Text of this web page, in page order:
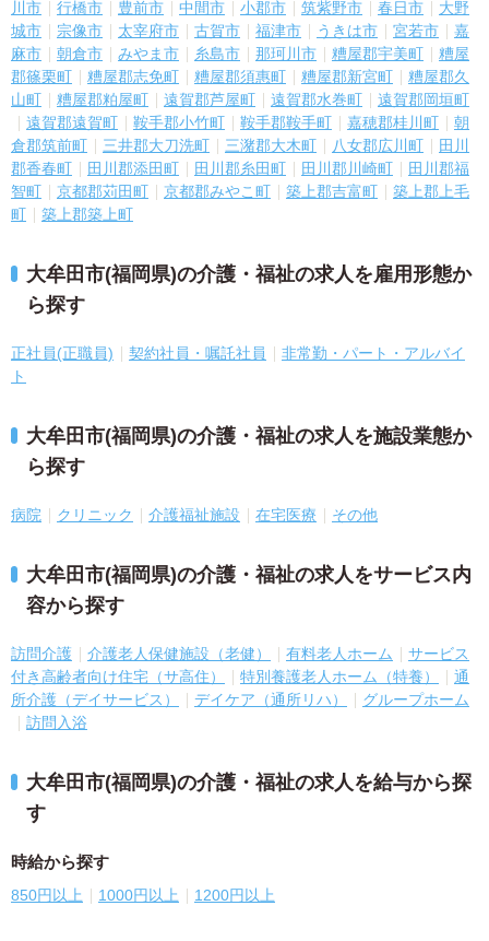
川市 行橋市 豊前市 中間市 小郡市 筑紫野市 春日市
大野
城市
宗像市 太宰府市 古賀市 福津市 うきは市 宮若市
嘉
麻市
朝倉市 みやま市 糸島市 那珂川市 糟屋郡宇美町
糟屋
郡篠栗町
糟屋郡志免町 糟屋郡須惠町 糟屋郡新宮町
糟屋郡久
山町
糟屋郡粕屋町 遠賀郡芦屋町 遠賀郡水巻町
遠賀郡岡垣町
遠賀郡遠賀町
鞍手郡小竹町 鞍手郡鞍手町 嘉穂郡桂川町
朝
倉郡筑前町
三井郡大刀洗町 三潴郡大木町 八女郡広川町
田川
郡香春町
田川郡添田町 田川郡糸田町 田川郡川崎町
田川郡福
智町
京都郡苅田町 京都郡みやこ町 築上郡吉富町
築上郡上毛
町
築上郡築上町
大牟田市(福岡県)の介護・福祉の求人を雇用形態か
ら探す
正社員(正職員) 契約社員・嘱託社員
非常勤・パート・アルバイ
ト
大牟田市(福岡県)の介護・福祉の求人を施設業態か
ら探す
病院 クリニック 介護福祉施設 在宅医療 その他
大牟田市(福岡県)の介護・福祉の求人をサービス内
容から探す
訪問介護 介護老人保健施設（老健） 有料老人ホーム
サービス
付き高齢者向け住宅（サ高住）
特別養護老人ホーム（特養）
通
所介護（デイサービス）
デイケア（通所リハ）
グループホーム
訪問入浴
大牟田市(福岡県)の介護・福祉の求人を給与から探
す
時給から探す
850円以上 1000円以上 1200円以上